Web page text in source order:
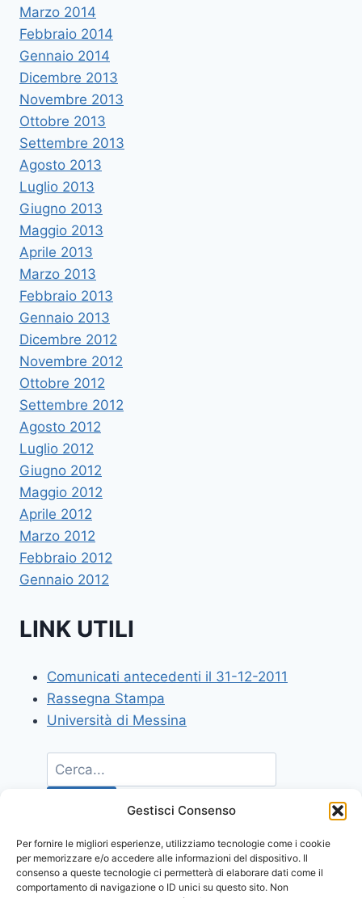
Gestisci Consenso
Per fornire le migliori esperienze, utilizziamo tecnologie come i cookie
per memorizzare e/o accedere alle informazioni del dispositivo. Il
consenso a queste tecnologie ci permetterà di elaborare dati come il
comportamento di navigazione o ID unici su questo sito. Non
Marzo 2014
Febbraio 2014
Gennaio 2014
Dicembre 2013
Novembre 2013
Ottobre 2013
Settembre 2013
Agosto 2013
Luglio 2013
Giugno 2013
Maggio 2013
Aprile 2013
Marzo 2013
Febbraio 2013
Gennaio 2013
Dicembre 2012
Novembre 2012
Ottobre 2012
Settembre 2012
Agosto 2012
Luglio 2012
Giugno 2012
Maggio 2012
Aprile 2012
Marzo 2012
Febbraio 2012
Gennaio 2012
LINK UTILI
Comunicati antecedenti il 31-12-2011
Rassegna Stampa
Università di Messina